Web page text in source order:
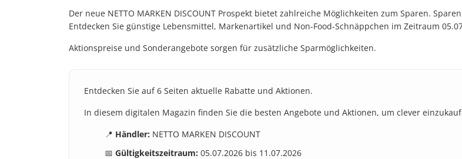
Der neue NETTO MARKEN DISCOUNT Prospekt bietet zahlreiche Möglichkeiten zum Sparen.
Entdecken Sie günstige Lebensmittel, Markenartikel und Non-Food-Schnäppchen im Zeitraum
Aktionspreise und Sonderangebote sorgen für zusätzliche Sparmöglichkeiten.
Entdecken Sie auf 6 Seiten aktuelle Rabatte und Aktionen.
In diesem digitalen Magazin finden Sie die besten Angebote und Aktionen, um clever
📍 Händler: NETTO MARKEN DISCOUNT
📅 Gültigkeitszeitraum: 05.07.2026 bis 11.07.2026